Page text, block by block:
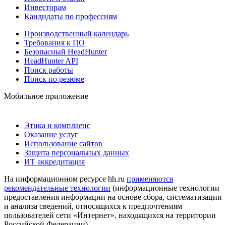
Инвесторам
Кандидаты по профессиям
Производственный календарь
Требования к ПО
Безопасный HeadHunter
HeadHunter API
Поиск работы
Поиск по резюме
Мобильное приложение
Этика и комплаенс
Оказание услуг
Использование сайтов
Защита персональных данных
ИТ аккредитация
На информационном ресурсе hh.ru применяются
рекомендательные технологии (информационные технологии
предоставления информации на основе сбора, систематизации
и анализа сведений, относящихся к предпочтениям
пользователей сети «Интернет», находящихся на территории